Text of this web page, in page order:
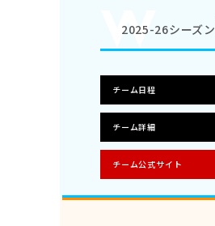
2025-26シーズン
チーム日程
チーム詳細
チーム公式サイト